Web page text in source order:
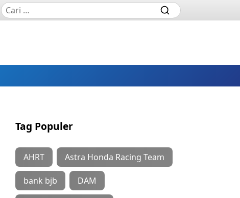
Tag Populer
AHRT Astra Honda Racing Team
bank bjb DAM